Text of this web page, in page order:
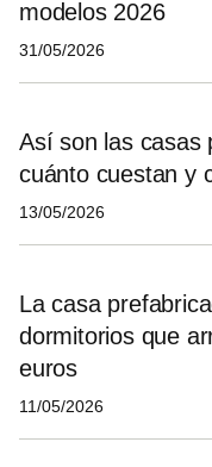
modelos 2026
31/05/2026
Así son las casas
cuánto cuestan y
13/05/2026
La casa
dormitorios que
euros
11/05/2026